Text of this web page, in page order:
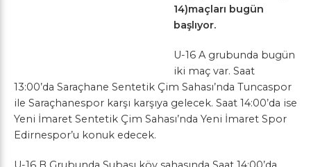
14)maçları bugün
başlıyor.
U-16 A grubunda bugün
iki maç var. Saat
13:00’da Saraçhane Sentetik Çim Sahası’nda Tuncaspor
ile Saraçhanespor karşı karşıya gelecek. Saat 14:00’da ise
Yeni İmaret Sentetik Çim Sahası’nda Yeni İmaret Spor
Edirnespor’u konuk edecek.